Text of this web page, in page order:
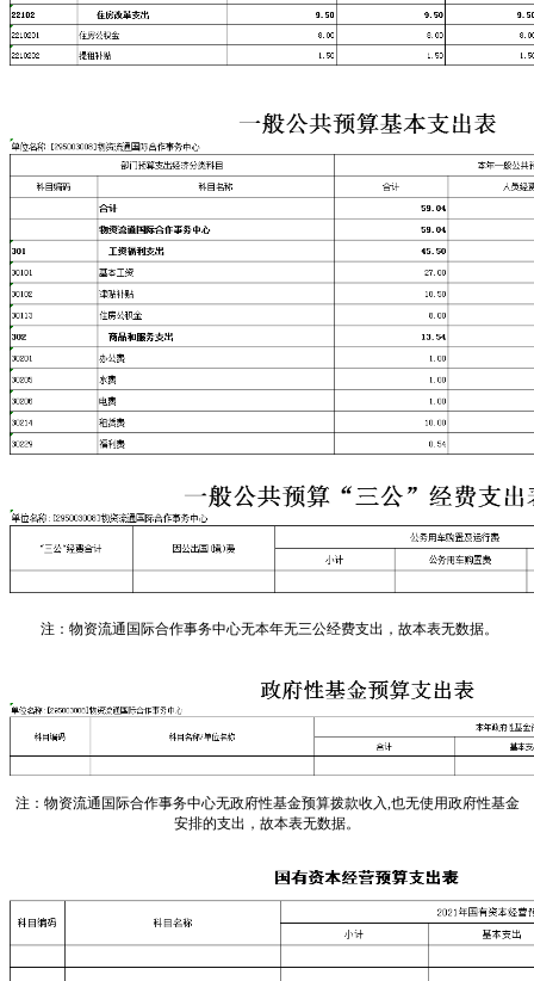
注：物资流通国际合作事务中心无本年无三公经费支出，故本表无数据。
注：物资流通国际合作事务中心无政府性基金预算拨款收入,也无使用政府性基金
安排的支出，故本表无数据。